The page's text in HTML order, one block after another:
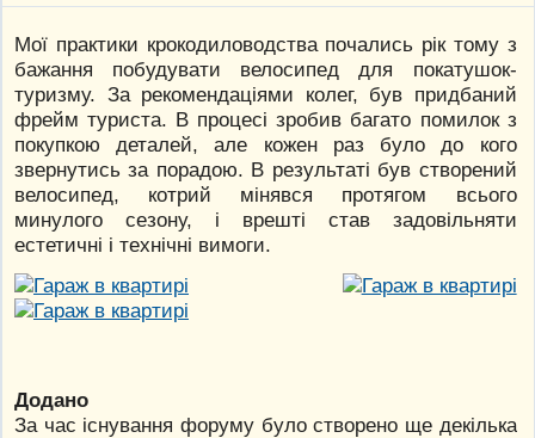
Мої практики крокодиловодства почались рік тому з
бажання побудувати велосипед для покатушок-
туризму. За рекомендаціями колег, був придбаний
фрейм туриста. В процесі зробив багато помилок з
покупкою деталей, але кожен раз було до кого
звернутись за порадою. В результаті був створений
велосипед, котрий мінявся протягом всього
минулого сезону, і врешті став задовільняти
естетичні і технічні вимоги.
Додано
За час існування форуму було створено ще декілька